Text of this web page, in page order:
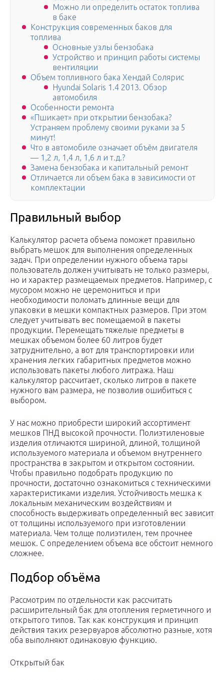
Можно ли определить остаток топлива
в баке
Конструкция современных баков для
топлива
Основные узлы бензобака
Устройство и принцип работы системы
вентиляции
Объем топливного бака Хендай Солярис
Hyundai Solaris 1.4 2013. Обзор
автомобиля
Особенности ремонта
«Пшикает» при открытии бензобака?
Устраняем проблему своими руками за 5
минут!
Что в автомобиле означает объём двигателя
— 1,2 л, 1,4 л, 1,6 л и т.д.?
Замена бензобака и капитальный ремонт
Отличается ли объем бака в зависимости от
комплектации
Правильный выбор
Калькулятор расчета объема поможет правильно
выбрать мешок для выполнения определенных
задач. При определении нужного объема тары
пользователь должен учитывать не только размеры,
но и характер размещаемых предметов. Например, с
мусором можно не церемониться и при
необходимости поломать длинные вещи для
упаковки в мешки компактных размеров. При этом
следует учитывать вес помещаемой в пакеты
продукции. Перемещать тяжелые предметы в
мешках объемом более 60 литров будет
затруднительно, а вот для транспортировки или
хранения легких габаритных предметов можно
использовать пакеты любого литража. Наш
калькулятор рассчитает, сколько литров в пакете
нужного вам размера, не позволив ошибиться с
выбором.
У нас можно приобрести широкий ассортимент
мешков ПНД высокой прочности. Полиэтиленовые
изделия отличаются шириной, длиной, толщиной
используемого материала и объемом внутреннего
пространства в закрытом и открытом состоянии.
Чтобы правильно подобрать продукцию по
прочности, достаточно ознакомиться с техническими
характеристиками изделия. Устойчивость мешка к
локальным механическим воздействиям и
способность выдерживать определенный вес зависит
от толщины используемого при изготовлении
материала. Чем толще полиэтилен, тем прочнее
мешок. С определением объема все обстоит немного
сложнее.
Подбор объёма
Рассмотрим по отдельности как рассчитать
расширительный бак для отопления герметичного и
открытого типов. Так как конструкция и принцип
действия таких резервуаров абсолютно разные, хотя
оба выполняют одинаковую функцию.
Открытый бак